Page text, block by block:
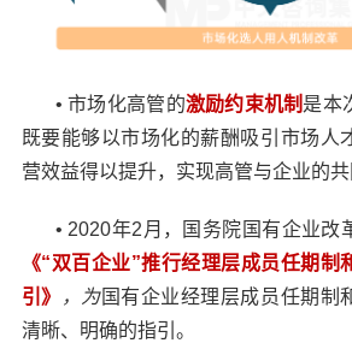
• 市场化高管的激励约束机制 是本
既要能够以市场化的薪酬吸引市场人
营效益得以提升，实现高管与企业的共
• 2020年2月，国务院国有企业改
《“双百企业”推行经理层成员任期制
引》
，为国有企业经理层成员任期制
清晰、明确的指引。